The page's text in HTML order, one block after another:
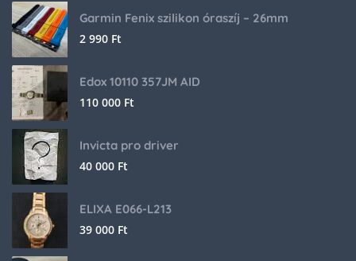
Garmin Fenix szilikon óraszíj – 26mm
2 990 Ft
Edox 10110 357JM AID
110 000 Ft
Invicta pro driver
40 000 Ft
ELIXA E066-L213
39 000 Ft